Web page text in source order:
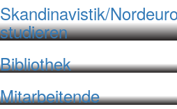
Skandinavistik/
studieren
Bibliothek
Mitarbeitende